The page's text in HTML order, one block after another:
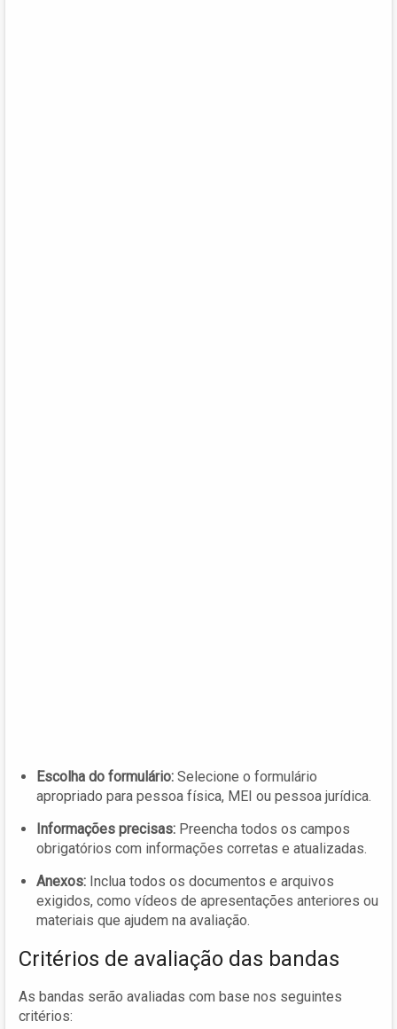
Escolha do formulário: Selecione o formulário
apropriado para pessoa física, MEI ou pessoa jurídica.
Informações precisas: Preencha todos os campos
obrigatórios com informações corretas e atualizadas.
Anexos: Inclua todos os documentos e arquivos
exigidos, como vídeos de apresentações anteriores ou
materiais que ajudem na avaliação.
Critérios de avaliação das bandas
As bandas serão avaliadas com base nos seguintes
critérios: